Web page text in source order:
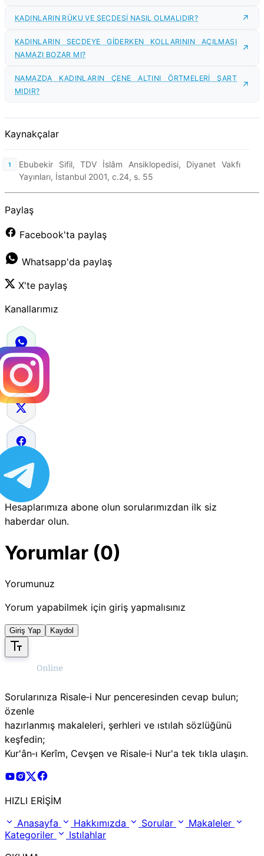
KADINLARIN RÜKU VE SECDESİ NASIL OLMALIDIR?
KADINLARIN SECDEYE GİDERKEN KOLLARININ AÇILMASI
NAMAZI BOZAR MI?
NAMAZDA KADINLARIN ÇENE ALTINI ÖRTMELERİ ŞART
MIDIR?
Kaynakçalar
Ebubekir Sifil, TDV İslâm Ansiklopedisi, Diyanet Vakfı
Yayınları, İstanbul 2001, c.24, s. 55
Paylaş
Facebook'ta paylaş
Whatsapp'da paylaş
X'te paylaş
Kanallarımız
Hesaplarımıza abone olun sorularımızdan ilk siz
haberdar olun.
Yorumlar (0)
Yorumunuz
Yorum yapabilmek için giriş yapmalısınız
Giriş Yap Kaydol
Sorularınıza Risale‑i Nur penceresinden cevap bulun;
özenle
hazırlanmış makaleleri, şerhleri ve ıstılah sözlüğünü
keşfedin;
Kur'ân‑ı Kerîm, Cevşen ve Risale‑i Nur'a tek tıkla ulaşın.
Risale Online Youtube Hesabı
Risale Online Instagram Hesabı
Risale Online X Hesabı
HIZLI ERİŞİM
Anasayfa
Hakkımızda Sorular
Makaleler
Kategoriler
Istılahlar